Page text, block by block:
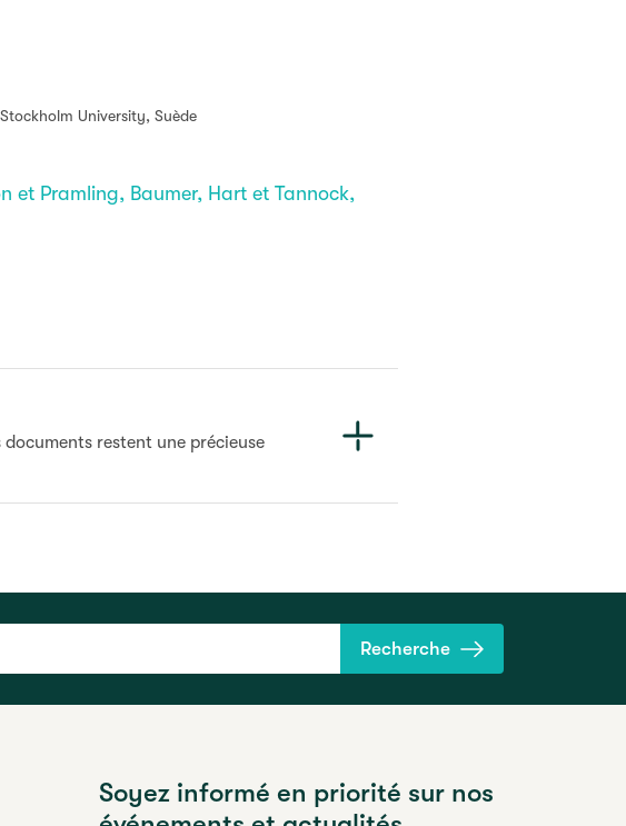
Stockholm University, Suède
et Pramling, Baumer, Hart et Tannock,
restent une précieuse
Recherche
Soyez informé en priorité sur nos